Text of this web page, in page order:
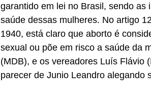
garantido em lei no Brasil, sendo
saúde dessas mulheres. No artigo
1940, está claro que aborto é
sexual ou põe em risco a saúde da
(MDB), e os vereadores Luís Flávio
parecer de Junio Leandro alegando